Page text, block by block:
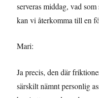
serveras middag, vad
kan vi återkomma till en
Mari:
Ja precis, den där
särskilt nämnt personlig